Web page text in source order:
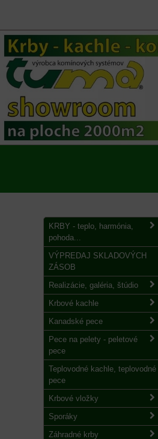
KRBY - teplo, harmónia,
pohoda...
VÝPREDAJ SKLADOVÝCH
ZÁSOB
Realizácie, galéria, štúdio
Krbové kachle
Kanadské pece
Pece na pelety - peletové
pece
Teplovodné kachle, teplovodné
pece
Krbové vložky
Sporáky
Záhradné krby